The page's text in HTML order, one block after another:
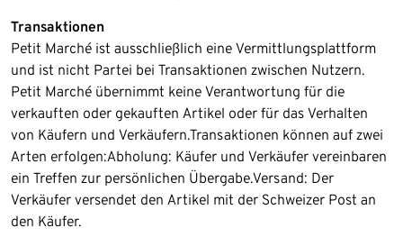
Transaktionen
Petit Marché ist ausschließlich eine Vermittlungsplattform
und ist nicht Partei bei Transaktionen zwischen Nutzern.
Petit Marché übernimmt keine Verantwortung für die
verkauften oder gekauften Artikel oder für das Verhalten
von Käufern und Verkäufern.​Transaktionen können auf zwei
Arten erfolgen:Abholung: Käufer und Verkäufer vereinbaren
ein Treffen zur persönlichen Übergabe.Versand: Der
Verkäufer versendet den Artikel mit der Schweizer Post an
den Käufer.​